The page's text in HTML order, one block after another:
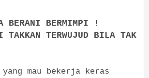
BERANI BERMIMPI !
TAKKAN TERWUJUD BILA TAK
yang mau bekerja keras